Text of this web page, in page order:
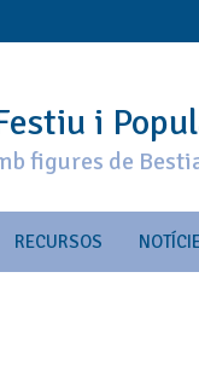
i
figures de
RECURSOS